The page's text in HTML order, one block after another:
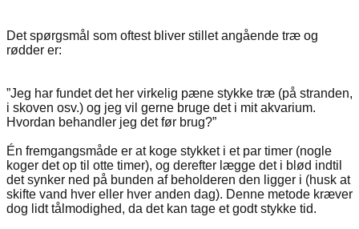
Det spørgsmål som oftest bliver stillet angående træ og
rødder er:
”Jeg har fundet det her virkelig pæne stykke træ (på stranden,
i skoven osv.) og jeg vil gerne bruge det i mit akvarium.
Hvordan behandler jeg det før brug?”
Én fremgangsmåde er at koge stykket i et par timer (nogle
koger det op til otte timer), og derefter lægge det i blød indtil
det synker ned på bunden af beholderen den ligger i (husk at
skifte vand hver eller hver anden dag). Denne metode kræver
dog lidt tålmodighed, da det kan tage et godt stykke tid.